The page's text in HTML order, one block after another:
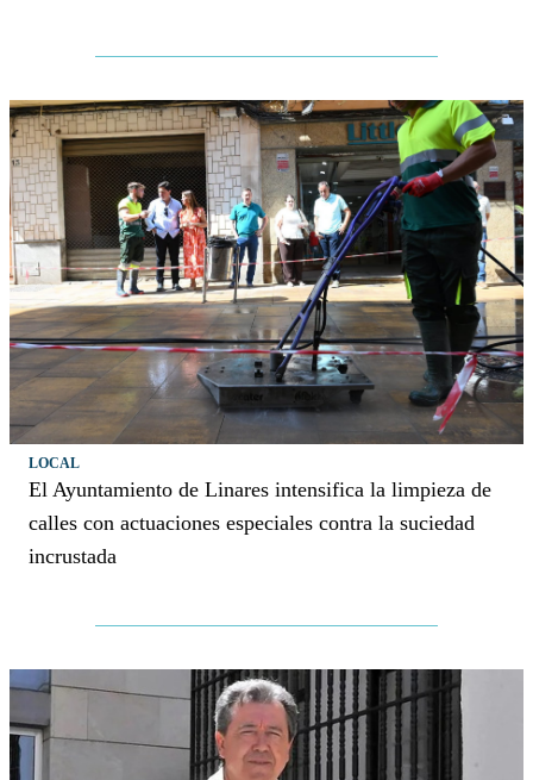
LOCAL
El Ayuntamiento de Linares intensifica la limpieza de
calles con actuaciones especiales contra la suciedad
incrustada